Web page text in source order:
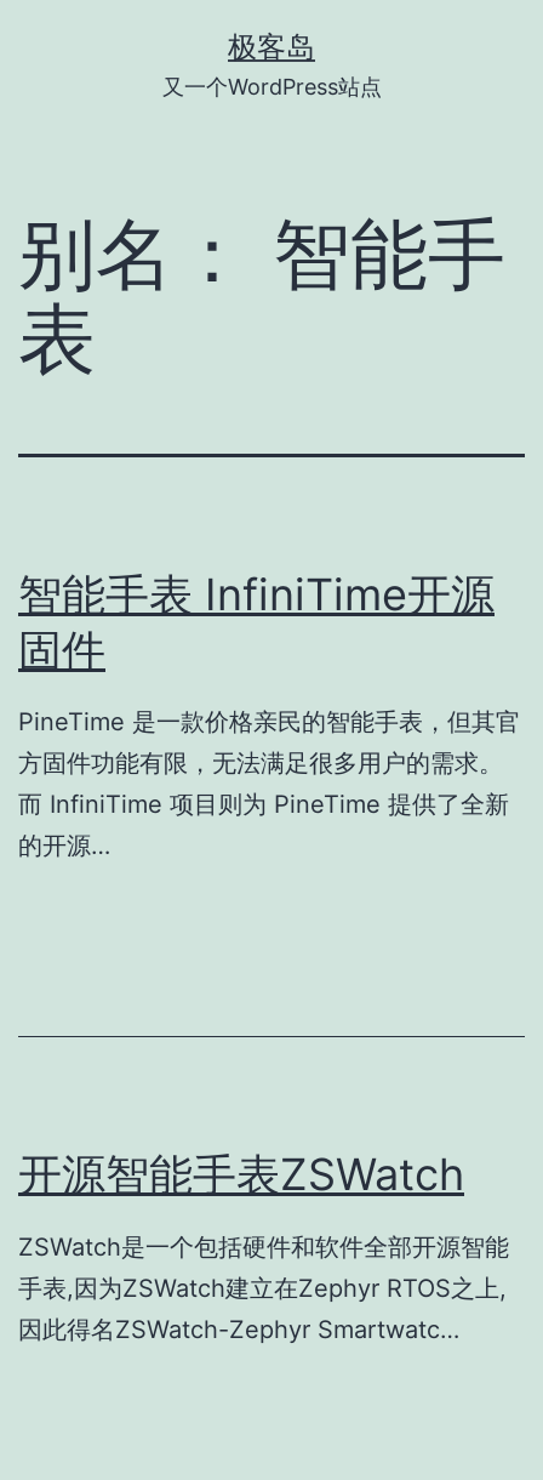
极客岛
又一个WordPress站点
别名： 智能手
表
智能手表 InfiniTime开源
固件
PineTime 是一款价格亲民的智能手表，但其官
方固件功能有限，无法满足很多用户的需求。
而 InfiniTime 项目则为 PineTime 提供了全新
的开源…
开源智能手表ZSWatch
ZSWatch是一个包括硬件和软件全部开源智能
手表,因为ZSWatch建立在Zephyr RTOS之上,
因此得名ZSWatch-Zephyr Smartwatc…